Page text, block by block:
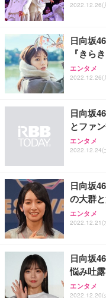
2022.12.26(
日向坂
『きら
エンタメ
2022.12.26(
日向坂
とファ
エンタメ
2022.12.24(
日向坂
の大群
エンタメ
2022.12.21(
日向坂
悩み吐
エンタメ
2022.12.20(